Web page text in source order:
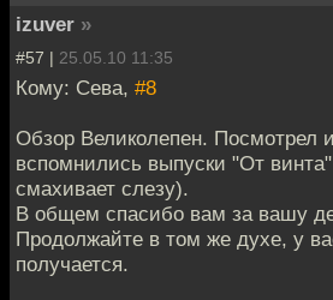
izuver »
#57 | 25.05.10 11:35
Кому: Сева, #8
Обзор Великолепен. Посмотрел
вспомнились выпуски "От
смахивает слезу).
В общем спасибо вам за вашу
Продолжайте в том же духе, у
получается.